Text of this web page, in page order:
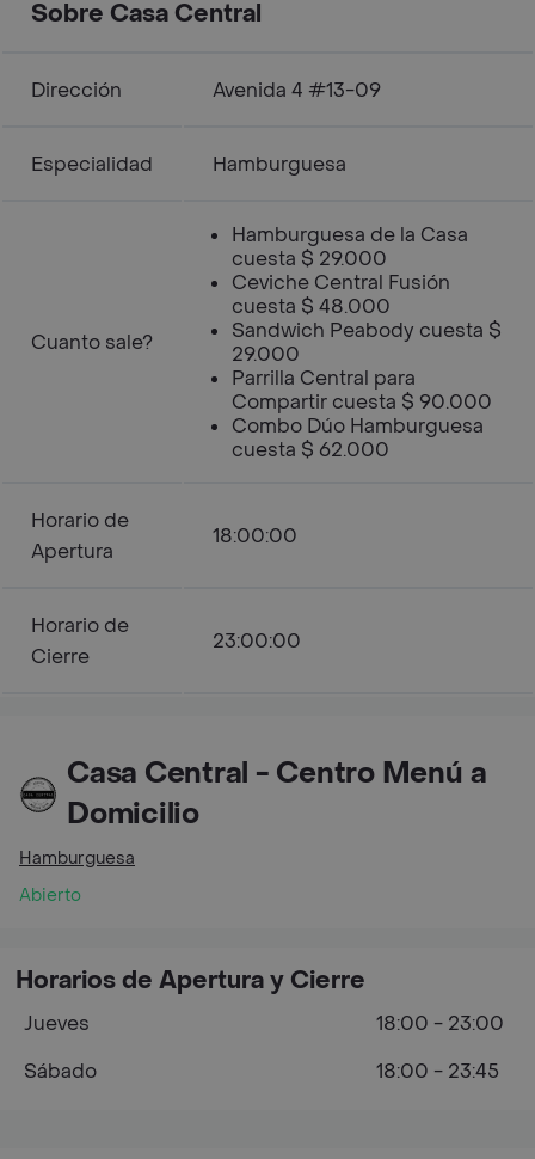
Sobre Casa Central
Dirección Avenida 4 #13-09
Especialidad Hamburguesa
Cuanto sale?
Hamburguesa de la Casa
cuesta $ 29.000
Ceviche Central Fusión
cuesta $ 48.000
Sandwich Peabody cuesta $
29.000
Parrilla Central para
Compartir cuesta $ 90.000
Combo Dúo Hamburguesa
cuesta $ 62.000
Horario de
Apertura
18:00:00
Horario de
Cierre
23:00:00
Casa Central - Centro Menú a
Domicilio
Hamburguesa
Abierto
Horarios de Apertura y Cierre
Jueves
18:00 - 23:00
Sábado
18:00 - 23:45